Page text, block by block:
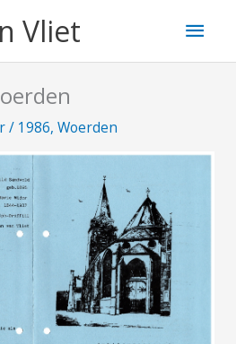
Vliet
/ 1986, Woerden